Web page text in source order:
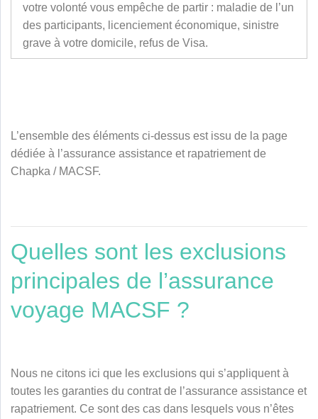
votre volonté vous empêche de partir : maladie de l’un
des participants, licenciement économique, sinistre
grave à votre domicile, refus de Visa.
L’ensemble des éléments ci-dessus est issu de la page
dédiée à l’assurance assistance et rapatriement de
Chapka / MACSF.
Quelles sont les exclusions
principales de l’assurance
voyage MACSF ?
Nous ne citons ici que les exclusions qui s’appliquent à
toutes les garanties du contrat de l’assurance assistance et
rapatriement. Ce sont des cas dans lesquels vous n’êtes